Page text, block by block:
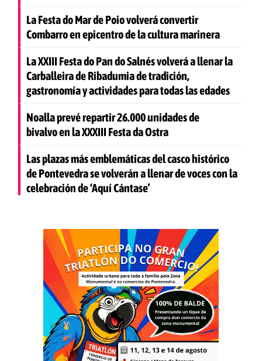
La Festa do Mar de Poio volverá convertir
Combarro en epicentro de la cultura marinera
La XXIII Festa do Pan do Salnés volverá a llenar la
Carballeira de Ribadumia de tradición,
gastronomía y actividades para todas las edades
Noalla prevé repartir 26.000 unidades de
bivalvo en la XXXIII Festa da Ostra
Las plazas más emblemáticas del casco histórico
de Pontevedra se volverán a llenar de voces con la
celebración de ‘Aquí Cántase’